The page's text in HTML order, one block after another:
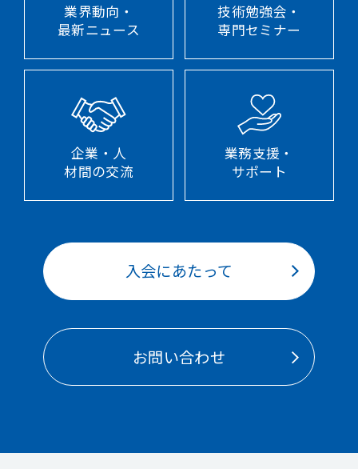
業界動向・
最新ニュース
技術勉強会・
専門セミナー
企業・人
材間の交流
業務支援・
サポート
入会にあたって
お問い合わせ